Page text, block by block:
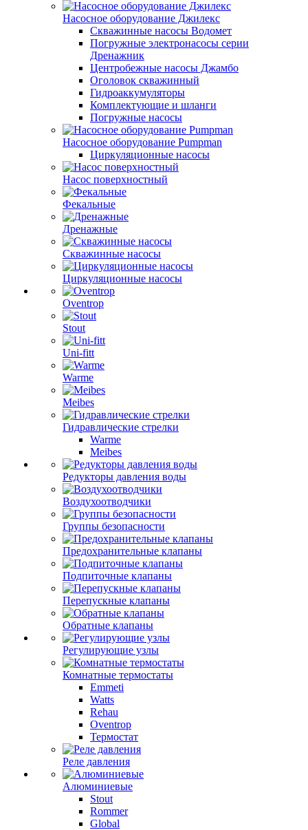
Насосное оборудование Джилекс
Скважинные насосы Водомет
Погружные электронасосы серии
Дренажник
Центробежные насосы Джамбо
Оголовок скважинный
Гидроаккумуляторы
Комплектующие и шланги
Погружные насосы
Насосное оборудование Pumpman
Циркуляционные насосы
Насос поверхностный
Фекальные
Дренажные
Скважинные насосы
Циркуляционные насосы
Oventrop
Stout
Uni-fitt
Warme
Meibes
Гидравлические стрелки
Warme
Meibes
Редукторы давления воды
Воздухоотводчики
Группы безопасности
Предохранительные клапаны
Подпиточные клапаны
Перепускные клапаны
Обратные клапаны
Регулирующие узлы
Комнатные термостаты
Emmeti
Watts
Rehau
Oventrop
Термостат
Реле давления
Алюминиевые
Stout
Rommer
Global